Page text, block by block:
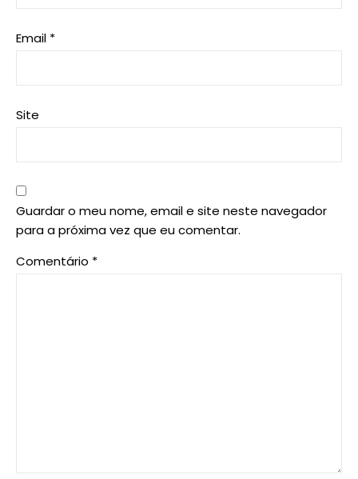
Email *
Site
Guardar o meu nome, email e site neste navegador
para a próxima vez que eu comentar.
Comentário *